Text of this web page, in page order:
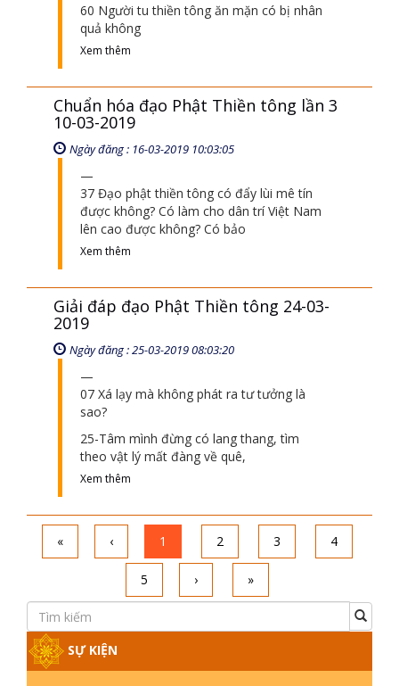
60 Người tu thiền tông ăn mặn có bị nhân
quả không
Xem thêm
Chuẩn hóa đạo Phật Thiền tông lần 3
10-03-2019
Ngày đăng : 16-03-2019 10:03:05
37 Đạo phật thiền tông có đẩy lùi mê tín
được không? Có làm cho dân trí Việt Nam
lên cao được không? Có bảo
Xem thêm
Giải đáp đạo Phật Thiền tông 24-03-
2019
Ngày đăng : 25-03-2019 08:03:20
07 Xá lạy mà không phát ra tư tưởng là
sao?
25-Tâm mình đừng có lang thang, tìm
theo vật lý mất đàng về quê,
Xem thêm
« ‹ 1 2 3 4
5 › »
SỰ KIỆN